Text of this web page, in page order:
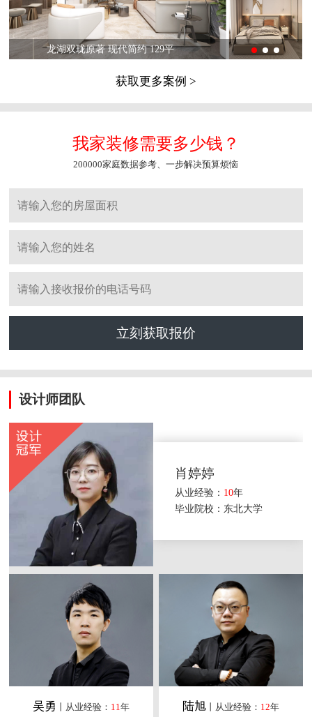
龙湖双珑原著 现代简约 129平
获取更多案例 >
我家装修需要多少钱？
200000家庭数据参考、一步解决预算烦恼
立刻获取报价
设计师团队
肖婷婷
从业经验： 10年
毕业院校：东北大学
吴勇 丨从业经验： 11年
陆旭丨从业经验： 12年